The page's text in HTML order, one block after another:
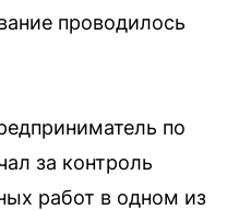
проводилось
по
за контроль
работ в одном из